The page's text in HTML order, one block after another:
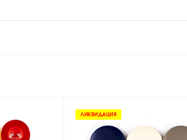
ЛИКВИДАЦИЯ